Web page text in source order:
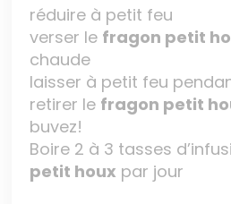
réduire à petit feu
verser le fragon petit
chaude
laisser à petit feu
retirer le fragon petit
buvez!
Boire 2 à 3 tasses
petit houx par jour